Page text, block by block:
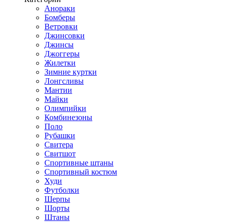
Анораки
Бомберы
Ветровки
Джинсовки
Джинсы
Джоггеры
Жилетки
Зимние куртки
Лонгсливы
Мантии
Майки
Олимпийки
Комбинезоны
Поло
Рубашки
Свитера
Свитшот
Спортивные штаны
Спортивный костюм
Худи
Футболки
Шерпы
Шорты
Штаны